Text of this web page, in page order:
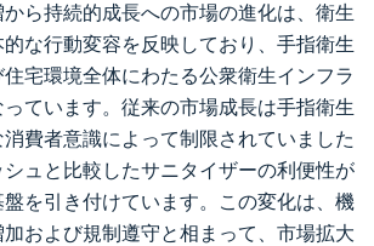
から持続的成長への市場の進化は、衛生
な行動変容を反映しており、手指衛生
宅環境全体にわたる公衆衛生インフラ
ています。従来の市場成長は手指衛生
費者意識によって制限されていました
ュと比較したサニタイザーの利便性が
を引き付けています。この変化は、機
および規制遵守と相まって、市場拡大